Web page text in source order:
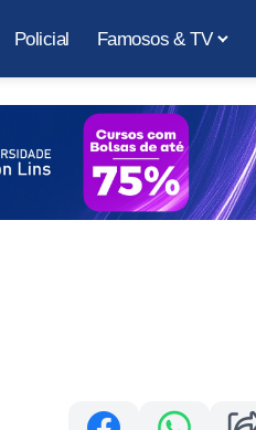
Policial Famosos & TV